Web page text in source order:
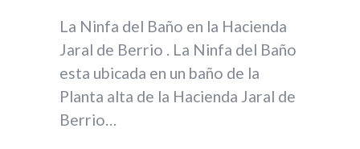
La Ninfa del Baño en la Hacienda
Jaral de Berrio . La Ninfa del Baño
esta ubicada en un baño de la
Planta alta de la Hacienda Jaral de
Berrio…